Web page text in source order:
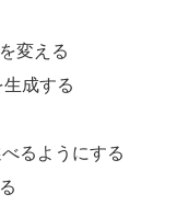
変える
成する
るようにする